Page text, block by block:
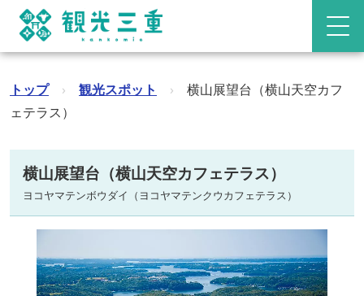
トップ › 観光スポット ›
横山展望台（横山天空カフ
ェテラス）
横山展望台（横山天空カフェテラス）
ヨコヤマテンボウダイ（ヨコヤマテンクウカフェテラス）